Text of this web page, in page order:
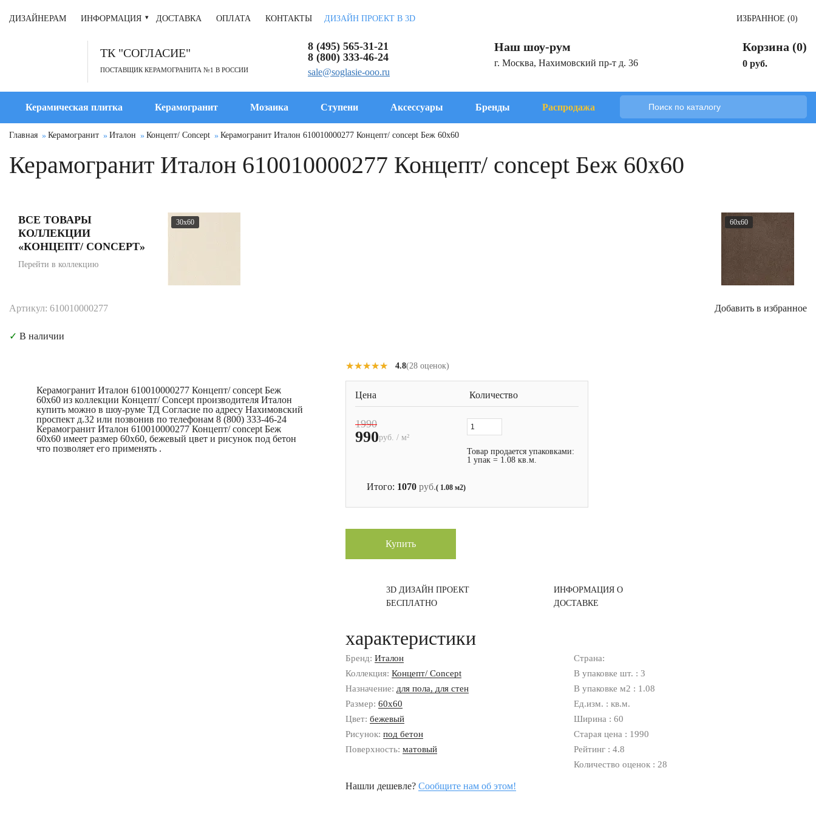
ДИЗАЙНЕРАМ ИНФОРМАЦИЯ ДОСТАВКА ОПЛАТА КОНТАКТЫ ДИЗАЙН ПРОЕКТ В 3D ИЗБРАННОЕ (0)
ТК "СОГЛАСИЕ"
ПОСТАВЩИК КЕРАМОГРАНИТА №1 В РОССИИ
8 (495) 565-31-21
8 (800) 333-46-24
sale@soglasie-ooo.ru
Наш шоу-рум
г. Москва, Нахимовский пр-т д. 36
Корзина (0)
0 руб.
Керамическая плитка Керамогранит Мозаика Ступени Аксессуары Бренды Распродажа
Главная Керамогранит Италон Концепт/ Concept Керамогранит Италон 610010000277 Концепт/ concept Беж 60x60
Керамогранит Италон 610010000277 Концепт/ concept Беж 60x60
ВСЕ ТОВАРЫ
КОЛЛЕКЦИИ
«КОНЦЕПТ/ CONCEPT»
Перейти в коллекцию
30x60 60x60
Артикул: 610010000277 Добавить в избранное
✓ В наличии
Керамогранит Италон 610010000277 Концепт/ concept Беж
60x60 из коллекции Концепт/ Concept производителя Италон
купить можно в шоу-руме ТД Согласие по адресу Нахимовский
проспект д.32 или позвонив по телефонам 8 (800) 333-46-24
Керамогранит Италон 610010000277 Концепт/ concept Беж
60x60 имеет размер 60x60, бежевый цвет и рисунок под бетон
что позволяет его применять .
★★★★★
★★★★★ 4.8(28 оценок)
Цена Количество
1990
990руб. / м²
Товар продается упаковками:
1 упак = 1.08 кв.м.
Итого: 1070 руб.( 1.08 м2)
Купить
3D ДИЗАЙН ПРОЕКТ
БЕСПЛАТНО
ИНФОРМАЦИЯ О
ДОСТАВКЕ
характеристики
Бренд: Италон
Коллекция: Концепт/ Concept
Назначение: для пола, для стен
Размер: 60x60
Цвет: бежевый
Рисунок: под бетон
Поверхность: матовый
Страна:
В упаковке шт. : 3
В упаковке м2 : 1.08
Ед.изм. : кв.м.
Ширина : 60
Старая цена : 1990
Рейтинг : 4.8
Количество оценок : 28
Нашли дешевле? Сообщите нам об этом!